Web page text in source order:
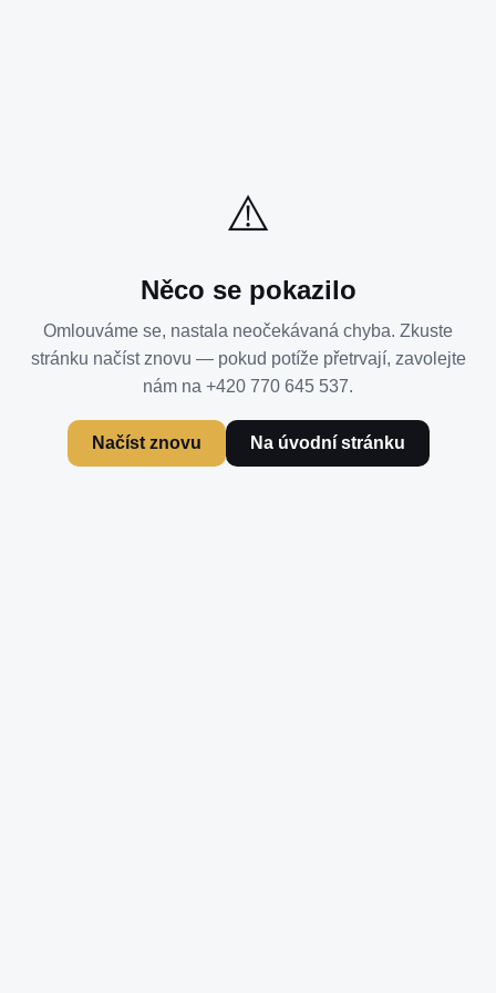
⚠️
Něco se pokazilo
Omlouváme se, nastala neočekávaná chyba. Zkuste
stránku načíst znovu — pokud potíže přetrvají, zavolejte
nám na +420 770 645 537.
Načíst znovu Na úvodní stránku